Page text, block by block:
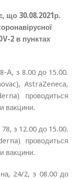
30.08.2021р.
2 в пунктах
А, з 8.00 до 15.00.
AstraZeneca,
проводиться
вакцини.
з 12.00 до 15.00.
проводиться
вакцини.
24/2, з 08.00 до